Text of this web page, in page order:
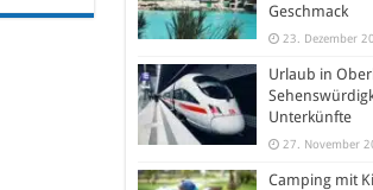
Geschmack
23. Dezember
Urlaub in
Unterkünfte
27. November
Camping mit